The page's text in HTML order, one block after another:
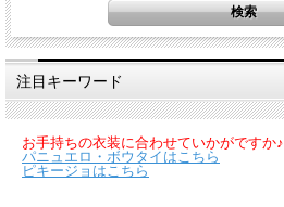
注目キーワード
お手持ちの衣装に合わせていかがですか♪
パニュエロ・ボウタイはこちら
ピキージョはこちら